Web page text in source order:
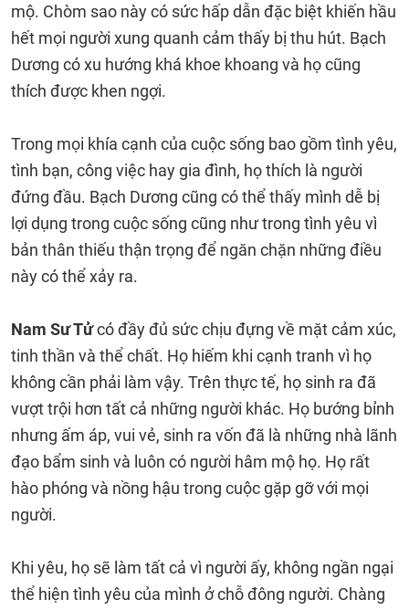
mộ. Chòm sao này có sức hấp dẫn đặc biệt khiến hầu
hết mọi người xung quanh cảm thấy bị thu hút. Bạch
Dương có xu hướng khá khoe khoang và họ cũng
thích được khen ngợi.
Trong mọi khía cạnh của cuộc sống bao gồm tình yêu,
tình bạn, công việc hay gia đình, họ thích là người
đứng đầu. Bạch Dương cũng có thể thấy mình dễ bị
lợi dụng trong cuộc sống cũng như trong tình yêu vì
bản thân thiếu thận trọng để ngăn chặn những điều
này có thể xảy ra.
Nam Sư Tửcó đầy đủ sức chịu đựng về mặt cảm xúc,
tinh thần và thể chất. Họ hiếm khi cạnh tranh vì họ
không cần phải làm vậy. Trên thực tế, họ sinh ra đã
vượt trội hơn tất cả những người khác. Họ bướng bỉnh
nhưng ấm áp, vui vẻ, sinh ra vốn đã là những nhà lãnh
đạo bẩm sinh và luôn có người hâm mộ họ. Họ rất
hào phóng và nồng hậu trong cuộc gặp gỡ với mọi
người.
Khi yêu, họ sẽ làm tất cả vì người ấy, không ngần ngại
thể hiện tình yêu của mình ở chỗ đông người. Chàng